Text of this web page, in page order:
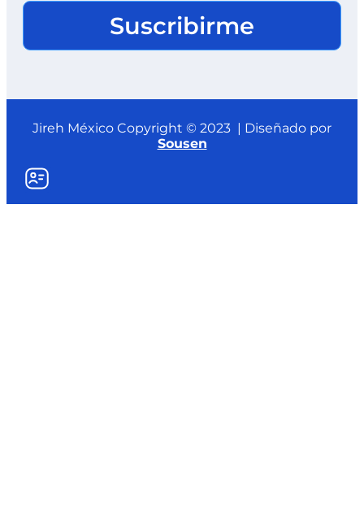
Suscribirme
Jireh México Copyright © 2023 | Diseñado por
Sousen